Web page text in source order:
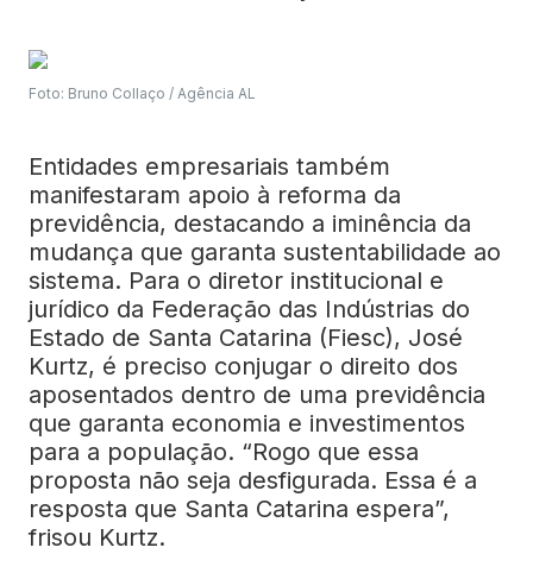
Foto: Bruno Collaço / Agência AL
Entidades empresariais também
manifestaram apoio à reforma da
previdência, destacando a iminência da
mudança que garanta sustentabilidade ao
sistema. Para o diretor institucional e
jurídico da Federação das Indústrias do
Estado de Santa Catarina (Fiesc), José
Kurtz, é preciso conjugar o direito dos
aposentados dentro de uma previdência
que garanta economia e investimentos
para a população. “Rogo que essa
proposta não seja desfigurada. Essa é a
resposta que Santa Catarina espera”,
frisou Kurtz.